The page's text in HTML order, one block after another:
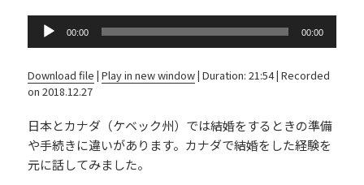
Audio
Player
00:00 00:00
Download file |Play in new window|Duration: 21:54|Recorded
on 2018.12.27
日本とカナダ（ケベック州）では結婚をするときの準備
や手続きに違いがあります。カナダで結婚をした経験を
元に話してみました。